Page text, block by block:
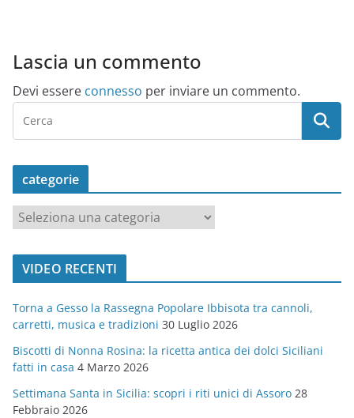
Lascia un commento
Devi essere connesso per inviare un commento.
categorie
a
t
o
r
i
e
VIDEO RECENTI
Torna a Gesso la Rassegna Popolare Ibbisota tra cannoli,
carretti, musica e tradizioni 30 Luglio 2026
Biscotti di Nonna Rosina: la ricetta antica dei dolci Siciliani
fatti in casa 4 Marzo 2026
Settimana Santa in Sicilia: scopri i riti unici di Assoro 28
Febbraio 2026